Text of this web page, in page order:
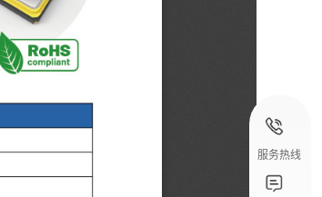
服务热线